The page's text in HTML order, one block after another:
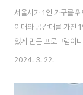
서울시가 1인 가구를
이대와 공감대를 가진
있게 만든 프로그램이
벙글 서울 바로가기 야
께 해나가면서 친목을
2024. 3. 22.